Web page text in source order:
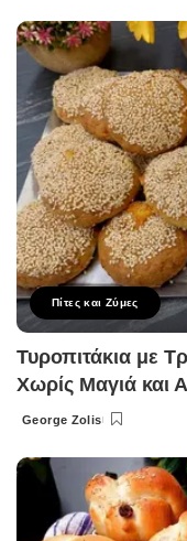
Πίτες και Ζύμες
Τυροπιτάκια με
Χωρίς Μαγιά και
Posted
George Zolis